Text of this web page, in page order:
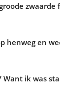
zwaarde
henweg en
Want ik was